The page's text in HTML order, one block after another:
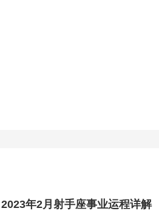
年2月射手座事业运程详解